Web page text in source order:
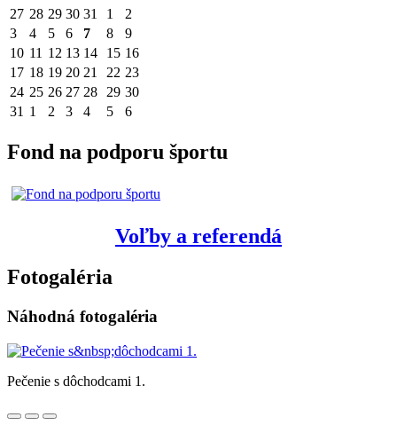
27 28 29 30 31 1
2
3
4 5 6 7 8
9
10 11 12 13 14 15 16
17 18 19 20 21 22 23
24 25 26 27 28 29 30
31 1 2 3 4 5 6
Fond na podporu športu
Voľby a referendá
Fotogaléria
Náhodná fotogaléria
Pečenie s dôchodcami 1.